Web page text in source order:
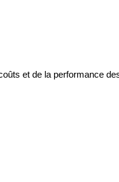
et de la performance